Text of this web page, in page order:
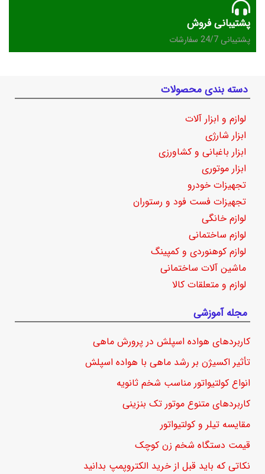
پشتیبانی فروش
پشتیبانی 24/7 سفارشات
دسته بندی محصولات
لوازم و ابزار آلات
ابزار شارژی
ابزار باغبانی و کشاورزی
ابزار موتوری
تجهیزات خودرو
تجهیزات فست فود و رستوران
لوازم خانگی
لوازم ساختمانی
لوازم کوهنوردی و کمپینگ
ماشین آلات ساختمانی
لوازم و متعلقات کالا
مجله آموزشی
کاربردهای هواده اسپلش در پرورش ماهی
تأثیر اکسیژن بر رشد ماهی با هواده اسپلش
انواع کولتیواتور مناسب شخم ثانویه
کاربردهای متنوع موتور تک بنزینی
مقایسه تیلر و کولتیواتور
قیمت دستگاه شخم زن کوچک
نکاتی که باید قبل از خرید الکتروپمپ بدانید